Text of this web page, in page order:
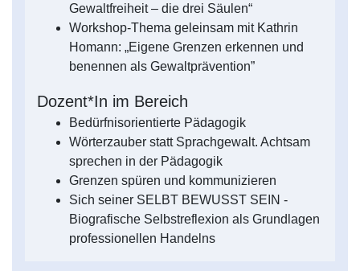
Gewaltfreiheit – die drei Säulen“
Workshop-Thema geleinsam mit Kathrin
Homann: „Eigene Grenzen erkennen und
benennen als Gewaltprävention”
Dozent*In im Bereich
Bedürfnisorientierte Pädagogik
Wörterzauber statt Sprachgewalt. Achtsam
sprechen in der Pädagogik
Grenzen spüren und kommunizieren
Sich seiner SELBT BEWUSST SEIN -
Biografische Selbstreflexion als Grundlagen
professionellen Handelns